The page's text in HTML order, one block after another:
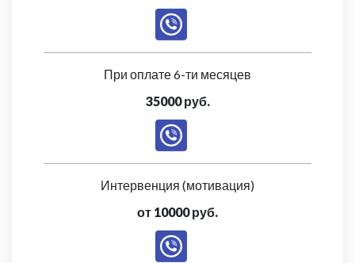
При оплате 6-ти месяцев
35000 руб.
Интервенция (мотивация)
от 10000 руб.